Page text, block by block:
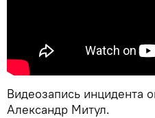
Видеозапись инцидента
Александр Митул.